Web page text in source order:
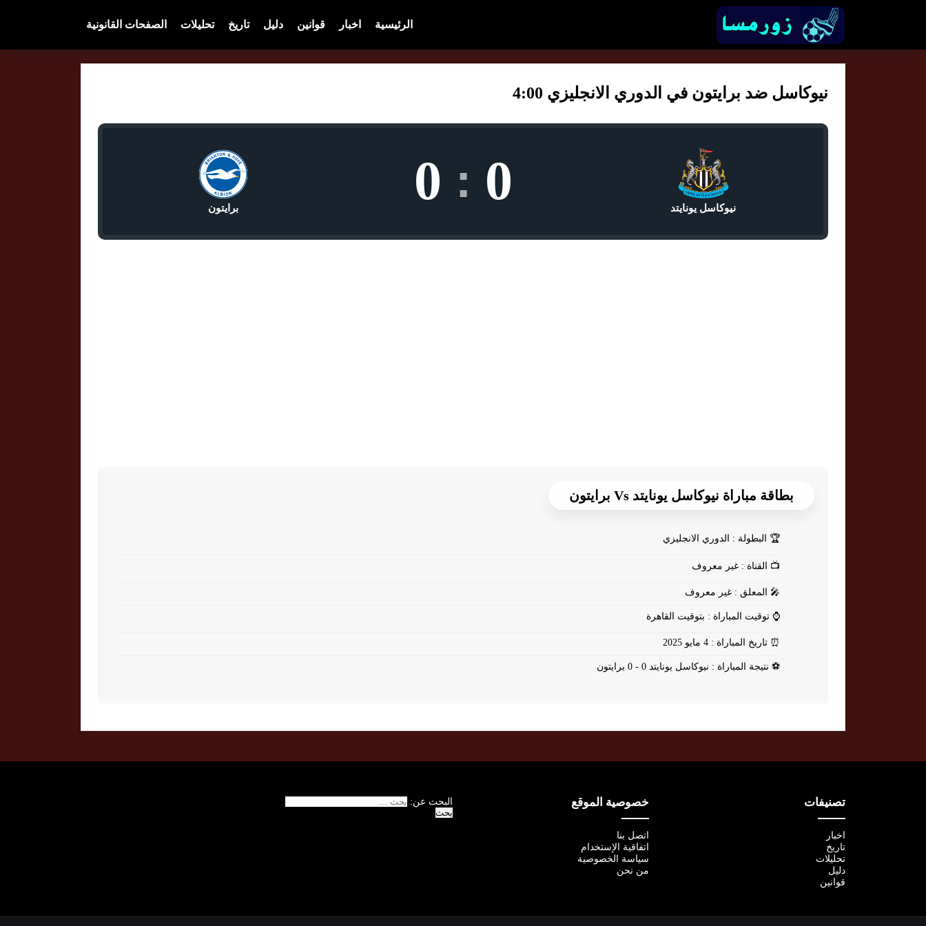
الرئيسية اخبار قوانين دليل تاريخ تحليلات الصفحات القانونية
نيوكاسل ضد برايتون في الدوري الانجليزي 4:00
نيوكاسل يونايتد 0
:
0 برايتون
بطاقة مباراة نيوكاسل يونايتد Vs برايتون
🏆 البطولة : الدوري الانجليزي
📺 القناة : غير معروف
🎤 المعلق : غير معروف
⌚ توقيت المباراة : بتوقيت القاهرة
⏰ تاريخ المباراة : 4 مايو 2025
⚽ نتيجة المباراة : نيوكاسل يونايتد 0 - 0 برايتون
تصنيفات
اخبار
تاريخ
تحليلات
دليل
قوانين
خصوصية الموقع
اتصل بنا
اتفاقية الإستخدام
سياسة الخصوصية
من نحن
البحث عن: